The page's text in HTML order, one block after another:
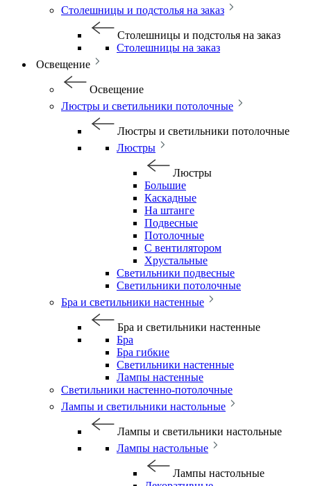
Столешницы и подстолья на заказ
Столешницы и подстолья на заказ
Столешницы на заказ
Освещение
Освещение
Люстры и светильники потолочные
Люстры и светильники потолочные
Люстры
Люстры
Большие
Каскадные
На штанге
Подвесные
Потолочные
С вентилятором
Хрустальные
Светильники подвесные
Светильники потолочные
Бра и светильники настенные
Бра и светильники настенные
Бра
Бра гибкие
Светильники настенные
Лампы настенные
Светильники настенно-потолочные
Лампы и светильники настольные
Лампы и светильники настольные
Лампы настольные
Лампы настольные